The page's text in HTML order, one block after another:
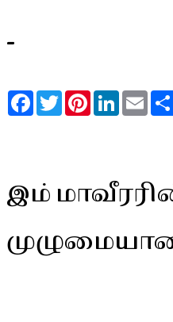
-
FacebookTwitterPinterestLinkedIn
இம்